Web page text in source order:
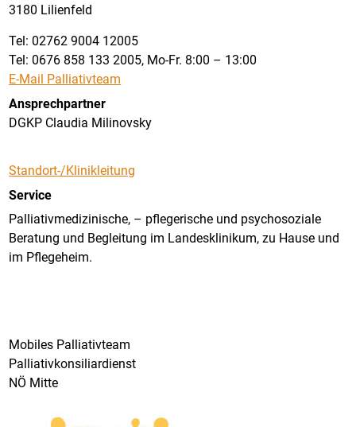
3180 Lilienfeld
Tel: 02762 9004 12005
Tel: 0676 858 133 2005, Mo-Fr. 8:00 – 13:00
E-Mail Palliativteam
Ansprechpartner
DGKP Claudia Milinovsky
Standort-/Klinikleitung
Service
Palliativmedizinische, – pflegerische und psychosoziale
Beratung und Begleitung im Landesklinikum, zu Hause und
im Pflegeheim.
Mobiles Palliativteam
Palliativkonsiliardienst
NÖ Mitte